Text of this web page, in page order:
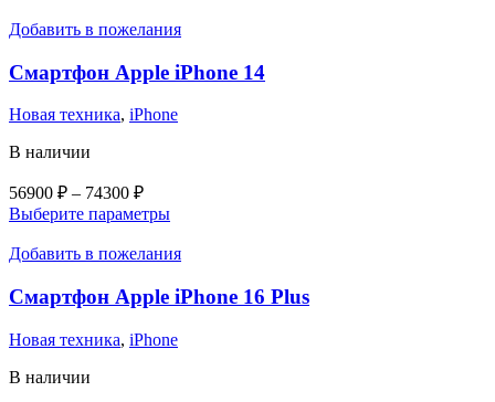
–имеет
вариаций.
Опции
можно
выбрать
Добавить в пожелания
Смартфон Apple iPhone 14
Новая техника, iPhone
В наличии
56900 ₽ – 74300 ₽Диапазон
цен:
–
Выберите параметрыЭтот
имеет
вариаций.
Опции
можно
выбрать
Добавить в пожелания
Смартфон Apple iPhone 16 Plus
Новая техника, iPhone
В наличии